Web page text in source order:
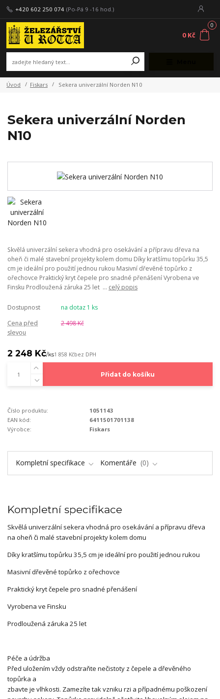
+420 602 250 074 (Po-Pá 9 -16 hod.)
0
0 Kč
Úvod Fiskars Sekera univerzální Norden N10
Sekera univerzální Norden
N10
Skvělá univerzální sekera vhodná pro osekávání a přípravu dřeva na
oheň či malé stavební projekty kolem domu Díky kratšímu topůrku 35,5
cm je ideální pro použití jednou rukou Masivní dřevěné topůrko z
ořechovce Praktický kryt čepele pro snadné přenášení Vyrobena ve
Finsku Prodloužená záruka 25 let ... celý popis
Dostupnost
na dotaz 1 ks
Cena před
slevou
2 498 Kč
2 248 Kč/ks1 858 Kčbez DPH
Přidat do košíku
Číslo produktu:
1051143
EAN kód:
6411501701138
Výrobce:
Fiskars
Kompletní specifikace Komentáře 0
Kompletní specifikace
Skvělá univerzální sekera vhodná pro osekávání a přípravu dřeva
na oheň či malé stavební projekty kolem domu
Díky kratšímu topůrku 35,5 cm je ideální pro použití jednou rukou
Masivní dřevěné topůrko z ořechovce
Praktický kryt čepele pro snadné přenášení
Vyrobena ve Finsku
Prodloužená záruka 25 let
Péče a údržba
Před uložením vždy odstraňte nečistoty z čepele a dřevěného
topůrka a
zbavte je vlhkosti. Zamezíte tak vzniku rzi a případnému poškození